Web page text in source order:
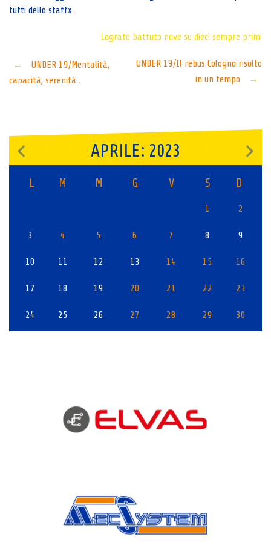
tutti dello staff».
Lograto battuto nove su dieci sempre primi
Post
←
UNDER 19/Mentalità,
capacità, serenità…
UNDER 19/Il rebus Cologno risolto
in un tempo
→
APRILE: 2023
L M M G V S D
1 2
3 4 5 6 7 8 9
10 11 12 13 14 15 16
17 18 19 20 21 22 23
24 25 26 27 28 29 30